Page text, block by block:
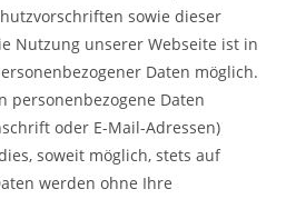
sowie dieser
Nutzung unserer Webseite ist in
Daten möglich.
personenbezogene Daten
oder E-Mail-Adressen)
soweit möglich, stets auf
werden ohne Ihre